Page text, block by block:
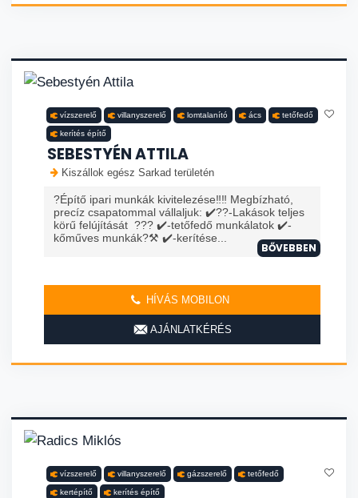
vízszerelő villanyszerelő lomtalanító ács tetőfedő
kerítés építő
SEBESTYÉN ATTILA
Kiszállok egész Sarkad területén
?Építő ipari munkák kivitelezése‼️‼️ Megbízható,
precíz csapatommal vállaljuk: ✔️?️?️-Lakások teljes
körű felújítását ??? ✔️-tetőfedő munkálatok ✔️-
kőműves munkák?⚒️ ✔️-kerítése...
BŐVEBBEN
HÍVÁS MOBILON
AJÁNLATKÉRÉS
vízszerelő villanyszerelő gázszerelő tetőfedő
kertépítő kerítés építő